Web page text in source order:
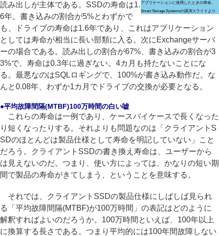
アプリケーションに使用したときの寿命。
Smart Storage Systemsの講演スライドより
読み出しが主体である。SSDの寿命は1.
6年。書き込みの割合が5%とわずかで
も、ドライブの寿命は1.6年であり、これはアプリケーション
としては寿命が相当に長い部類に入る。次にExchangeサーバ
ーの場合である。読み出しの割合が67%、書き込みの割合が3
3%で、寿命は0.3年に過ぎない。4カ月も持たないことにな
る。最悪なのはSQLロギングで、100%が書き込み動作だ。な
んと0.08年、わずか1カ月でドライブの交換が必要となる。
●平均故障間隔(MTBF)100万時間の白い嘘
これらの寿命は一例であり、ケースバイケースで長くなった
り短くなったりする。それよりも問題なのは「クライアントS
SDのほとんどは製品仕様として寿命を明記していない」こと
だろう。クライアントSSDの書き換え寿命は、ユーザーから
は見えないのだ。つまり、使い方によっては、かなりの短い期
間で製品の寿命がきてしまう、ということを意味する。
それでは、クライアントSSDの製品仕様にしばしば見られ
る「平均故障間隔(MTBF)が100万時間」の表記はどのように
解釈すればよいのだろうか。100万時間といえば、100年以上
に換算する長さである。つまり平均的には100年間故障しない